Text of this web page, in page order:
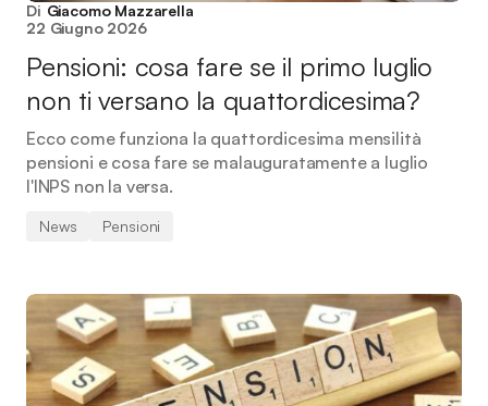
Di Giacomo Mazzarella
22 Giugno 2026
Pensioni: cosa fare se il primo luglio
non ti versano la quattordicesima?
Ecco come funziona la quattordicesima mensilità
pensioni e cosa fare se malauguratamente a luglio
l'INPS non la versa.
News Pensioni